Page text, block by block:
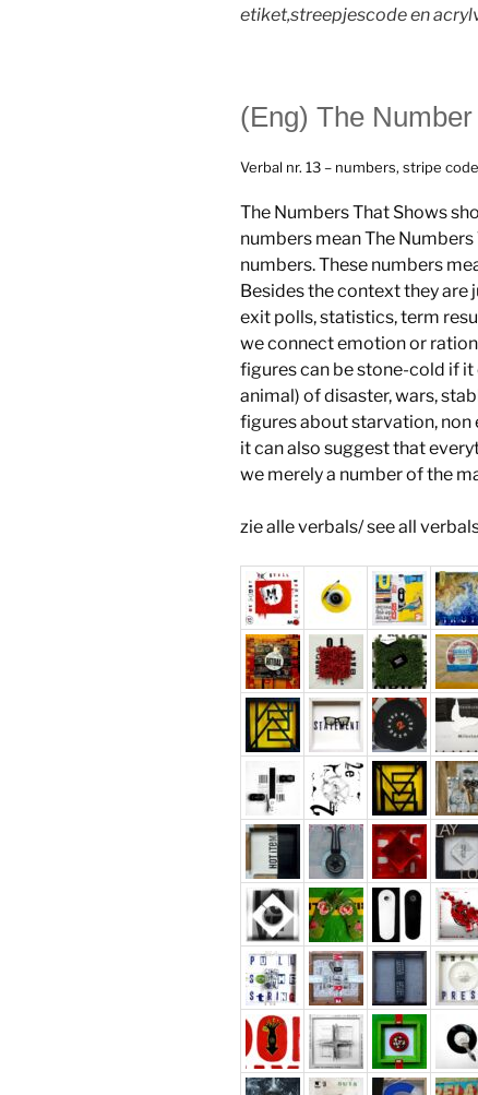
etiket,streepjescode en
(Eng) The
Verbal nr. 13 – numbers, stripe
The Numbers That Shows
numbers mean The
numbers. These numbers
Besides the context they are
exit polls, statistics, term
we connect emotion or
figures can be stone-cold if
animal) of disaster, wars,
figures about starvation, non
it can also suggest that
we merely a number of the
zie alle verbals/ see all